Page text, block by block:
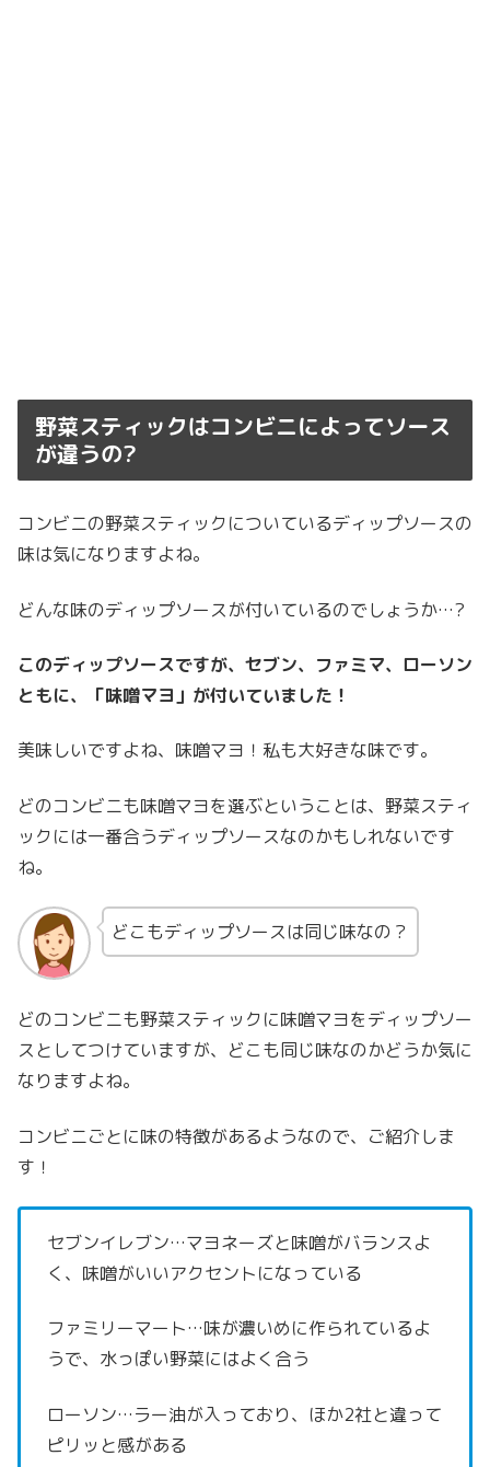
野菜スティックはコンビニによってソース
が違うの?
コンビニの野菜スティックについているディップソースの
味は気になりますよね。
どんな味のディップソースが付いているのでしょうか…?
このディップソースですが、セブン、ファミマ、ローソン
ともに、「味噌マヨ」が付いていました！
美味しいですよね、味噌マヨ！私も大好きな味です。
どのコンビニも味噌マヨを選ぶということは、野菜スティ
ックには一番合うディップソースなのかもしれないです
ね。
どこもディップソースは同じ味なの？
どのコンビニも野菜スティックに味噌マヨをディップソー
スとしてつけていますが、どこも同じ味なのかどうか気に
なりますよね。
コンビニごとに味の特徴があるようなので、ご紹介しま
す！
セブンイレブン…マヨネーズと味噌がバランスよ
く、味噌がいいアクセントになっている
ファミリーマート…味が濃いめに作られているよ
うで、水っぽい野菜にはよく合う
ローソン…ラー油が入っており、ほか2社と違って
ピリッと感がある